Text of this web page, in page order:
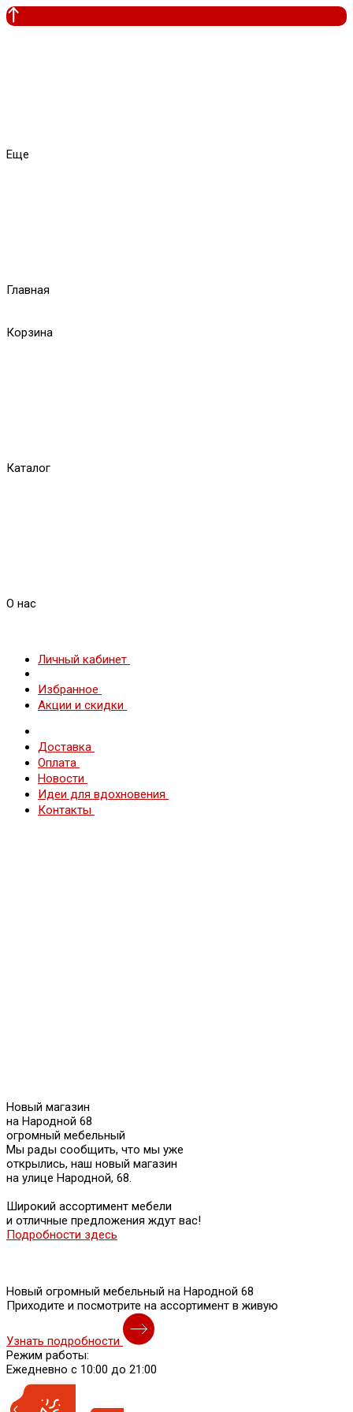
Еще
Главная
Корзина
Каталог
О нас
Личный кабинет
Избранное
Акции и скидки
Доставка
Оплата
Новости
Идеи для вдохновения
Контакты
Новый магазин
на Народной 68
огромный мебельный
Мы рады сообщить, что мы уже
открылись, наш новый магазин
на улице Народной, 68.
Широкий ассортимент мебели
и отличные предложения ждут вас!
Подробности здесь
Новый огромный мебельный на Народной 68
Приходите и посмотрите на ассортимент в живую
Узнать подробности
Режим работы:
Ежедневно с 10:00 до 21:00